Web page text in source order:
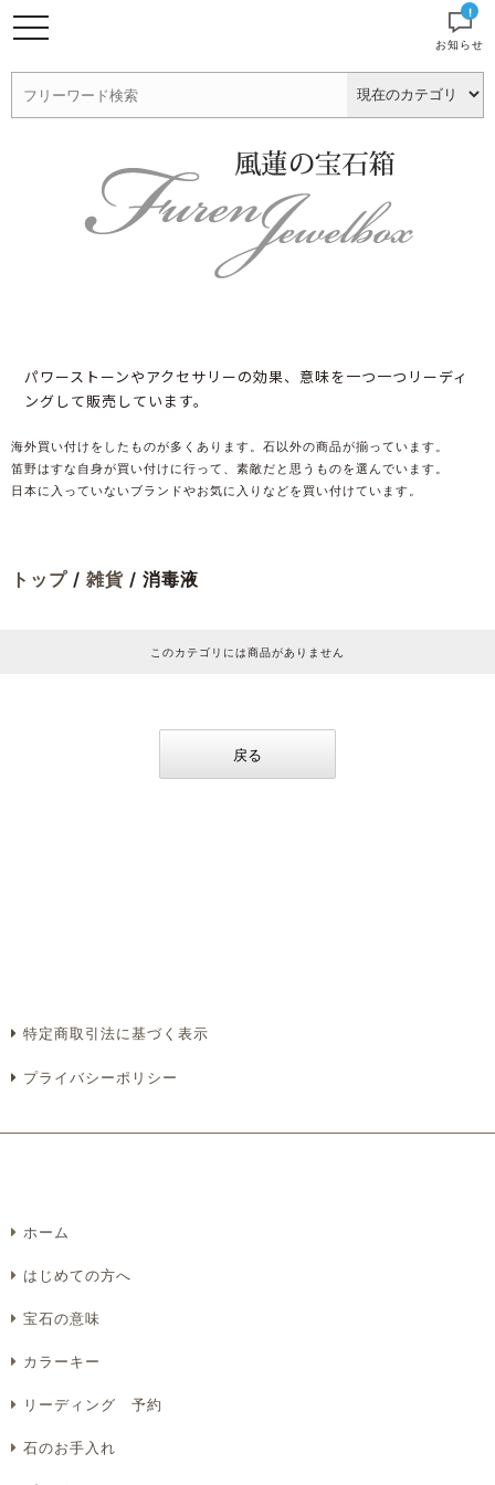
パワーストーンやアクセサリーの効果、意味を一つ一つリーディ
ングして販売しています。
!
お知らせ
海外買い付けをしたものが多くあります。石以外の商品が揃っています。
笛野はすな自身が買い付けに行って、素敵だと思うものを選んでいます。
日本に入っていないブランドやお気に入りなどを買い付けています。
トップ / 雑貨 / 消毒液
このカテゴリには商品がありません
戻る
特定商取引法に基づく表示
プライバシーポリシー
ホーム
はじめての方へ
宝石の意味
カラーキー
リーディング 予約
石のお手入れ